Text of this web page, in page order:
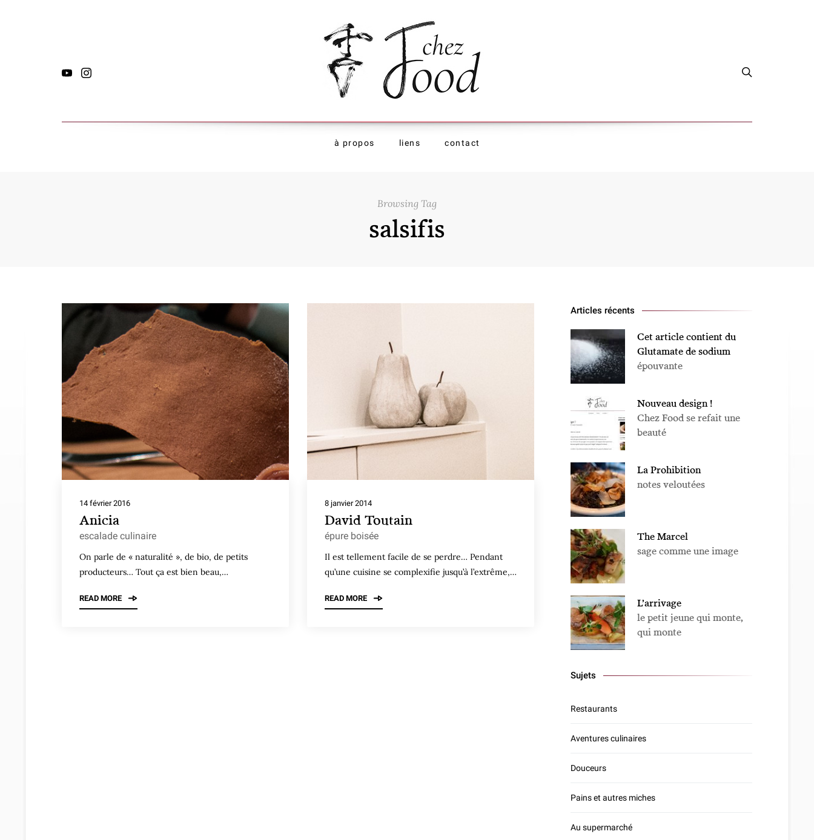
à propos liens contact
Browsing Tag
salsifis
14 février 2016
Anicia
escalade culinaire
On parle de « naturalité », de bio, de petits
producteurs… Tout ça est bien beau,…
READ MORE
8 janvier 2014
David Toutain
épure boisée
Il est tellement facile de se perdre… Pendant
qu’une cuisine se complexifie jusqu’à l’extrême,…
READ MORE
Articles récents
Cet article contient du
Glutamate de sodium
épouvante
Nouveau design !
Chez Food se refait une
beauté
La Prohibition
notes veloutées
The Marcel
sage comme une image
L’arrivage
le petit jeune qui monte,
qui monte
Sujets
Restaurants
Aventures culinaires
Douceurs
Pains et autres miches
Au supermarché